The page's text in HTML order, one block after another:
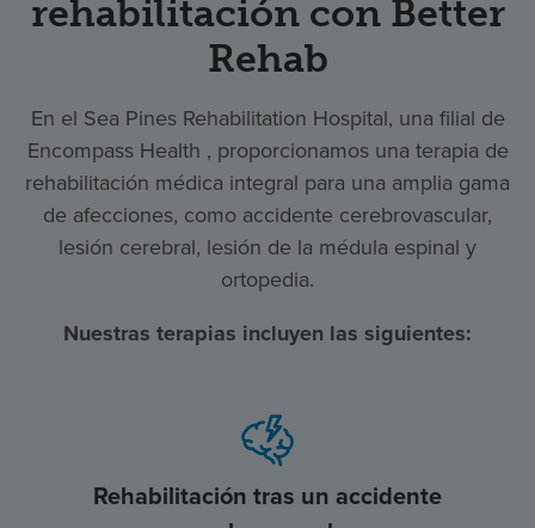
rehabilitación con Better
Rehab
En el Sea Pines Rehabilitation Hospital, una filial de
Encompass Health , proporcionamos una terapia de
rehabilitación médica integral para una amplia gama
de afecciones, como accidente cerebrovascular,
lesión cerebral, lesión de la médula espinal y
ortopedia.
Nuestras terapias incluyen las siguientes:
Rehabilitación tras un accidente